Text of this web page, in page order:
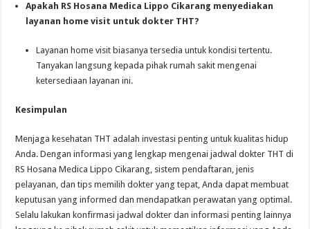
Apakah RS Hosana Medica Lippo Cikarang menyediakan
layanan home visit untuk dokter THT?
Layanan home visit biasanya tersedia untuk kondisi tertentu.
Tanyakan langsung kepada pihak rumah sakit mengenai
ketersediaan layanan ini.
Kesimpulan
Menjaga kesehatan THT adalah investasi penting untuk kualitas hidup
Anda. Dengan informasi yang lengkap mengenai jadwal dokter THT di
RS Hosana Medica Lippo Cikarang, sistem pendaftaran, jenis
pelayanan, dan tips memilih dokter yang tepat, Anda dapat membuat
keputusan yang informed dan mendapatkan perawatan yang optimal.
Selalu lakukan konfirmasi jadwal dokter dan informasi penting lainnya